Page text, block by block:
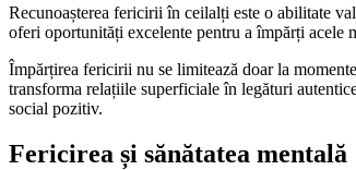
Recunoașterea fericirii în ceilalți este o abilitate
oferi oportunități excelente pentru a împărți acele
Împărțirea fericirii nu se limitează doar la
transforma relațiile superficiale în legături
social pozitiv.
Fericirea și sănătatea mentală